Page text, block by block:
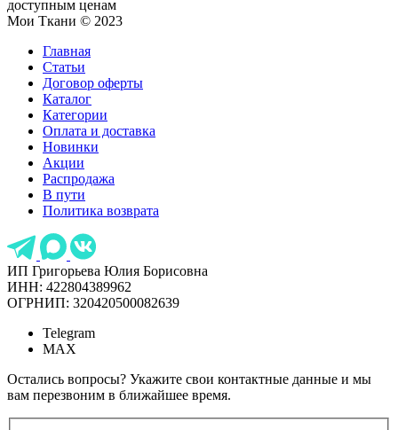
доступным ценам
Мои Ткани © 2023
Главная
Статьи
Договор оферты
Каталог
Категории
Оплата и доставка
Новинки
Акции
Распродажа
В пути
Политика возврата
ИП Григорьева Юлия Борисовна
ИНН: 422804389962
ОГРНИП: 320420500082639
Telegram
MAX
Остались вопросы? Укажите свои контактные данные и мы
вам перезвоним в ближайшее время.